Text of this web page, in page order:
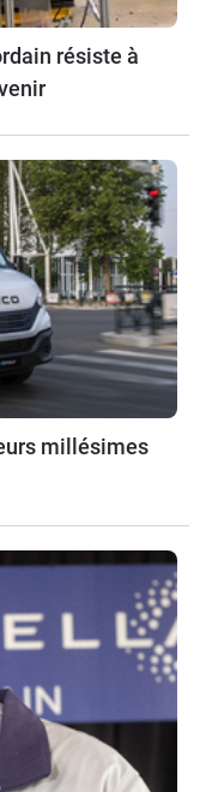
résiste à
millésimes